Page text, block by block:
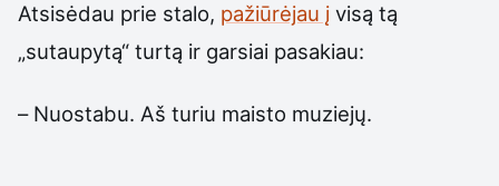
Atsisėdau prie stalo, pažiūrėjau į visą tą
„sutaupytą“ turtą ir garsiai pasakiau:
– Nuostabu. Aš turiu maisto muziejų.